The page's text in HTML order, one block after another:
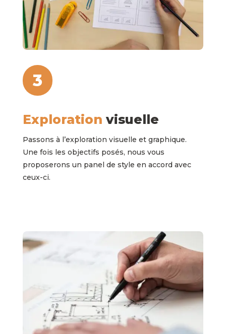
3
Exploration visuelle
Passons à l’exploration visuelle et graphique.
Une fois les objectifs posés, nous vous
proposerons un panel de style en accord avec
ceux-ci.